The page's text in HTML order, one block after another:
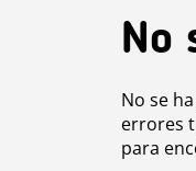
No
No se
errores
para